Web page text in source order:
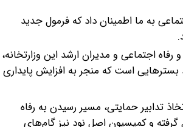
به ما اطمینان داد که فرمول جدید
اجتماعی و مدیران ارشد این وزارتخانه،
است که منجر به افزایش پایداری
تدابیر حمایتی، مسیر رسیدن به رفاه
و کمیسیون اصل نود نیز گام‌های